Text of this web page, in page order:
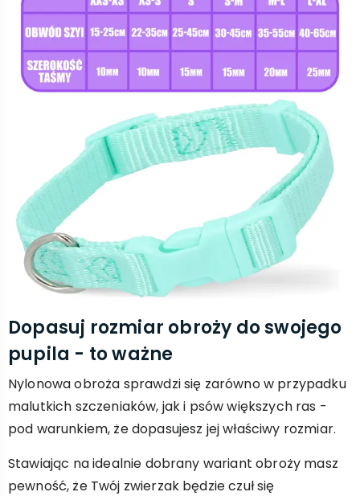
Dopasuj rozmiar obroży do swojego
pupila - to ważne
Nylonowa obroża sprawdzi się zarówno w przypadku
malutkich szczeniaków, jak i psów większych ras -
pod warunkiem, że dopasujesz jej właściwy rozmiar.
Stawiając na idealnie dobrany wariant obroży masz
pewność, że Twój zwierzak będzie czuł się